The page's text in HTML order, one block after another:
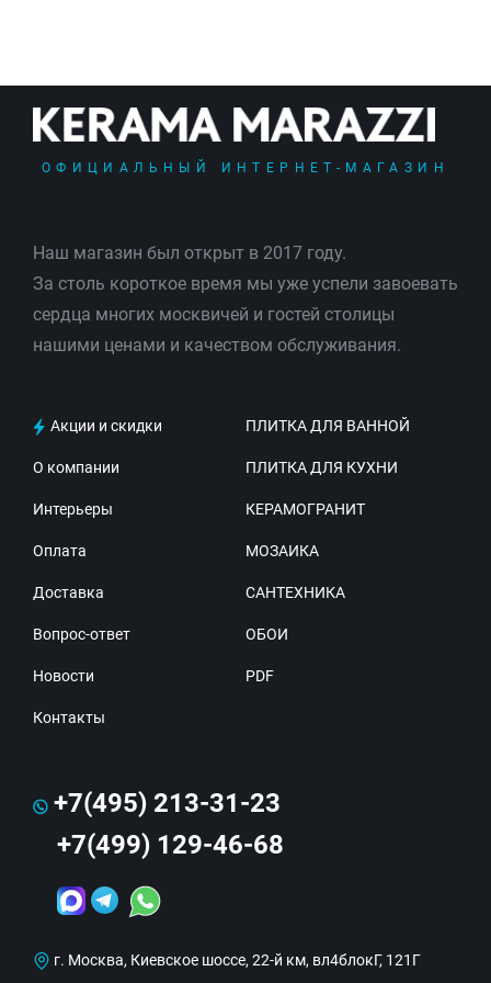
ОФИЦИАЛЬНЫЙ ИНТЕРНЕТ-МАГАЗИН
Наш магазин был открыт в 2017 году.
За столь короткое время мы уже успели завоевать
сердца многих москвичей и гостей столицы
нашими ценами и качеством обслуживания.
Акции и скидки
О компании
Интерьеры
Оплата
Доставка
Вопрос-ответ
Новости
Контакты
ПЛИТКА ДЛЯ ВАННОЙ
ПЛИТКА ДЛЯ КУХНИ
КЕРАМОГРАНИТ
МОЗАИКА
САНТЕХНИКА
ОБОИ
PDF
+7(495) 213-31-23
+7(499) 129-46-68
г. Москва, Киевское шоссе, 22-й км, вл4блокГ, 121Г